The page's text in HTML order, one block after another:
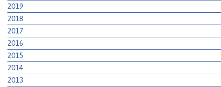
2019
2018
2017
2016
2015
2014
2013